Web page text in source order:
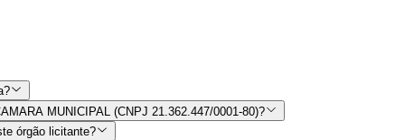
MUNICIPAL (CNPJ 21.362.447/0001-80)?
órgão licitante?